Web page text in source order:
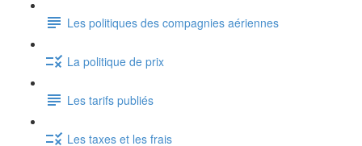
Les politiques des compagnies aériennes
La politique de prix
Les tarifs publiés
Les taxes et les frais